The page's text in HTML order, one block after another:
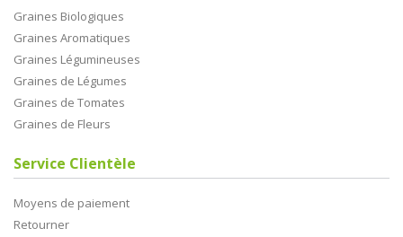
Graines Biologiques
Graines Aromatiques
Graines Légumineuses
Graines de Légumes
Graines de Tomates
Graines de Fleurs
Service Clientèle
Moyens de paiement
Retourner